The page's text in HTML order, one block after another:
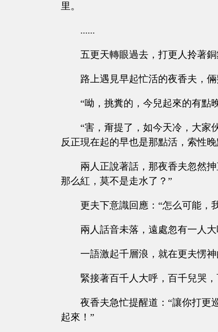
里。
......
五更天轉眼過去，打更人拎著
路上遇見早起忙活的夜香夫，
“呦，挑糞的，今兒起來的有點
“害，甭提了，如今天冷，大家
反正現在起的早也是那點活，索性
兩人正說著話，那夜香夫忽然
那么紅，莫不是走水了？”
更夫下意識回應：“怎么可能，
兩人話音未落，遠處忽有一人
一語激起千層浪，就在更夫愣
緊接著百千人大呼，百千兒哭
夜香夫急忙提醒道：“讓你打更
起來！”